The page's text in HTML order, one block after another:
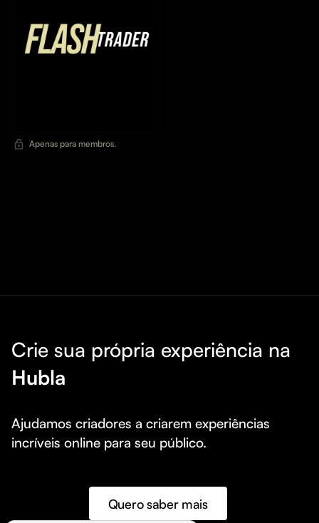
Apenas para membros.
Crie sua própria experiência na
Hubla
Ajudamos criadores a criarem experiências
incríveis online para seu público.
Quero saber mais